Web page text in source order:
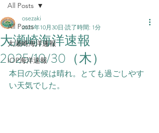
All Posts
大瀬崎海洋速報
IOP海洋速報
All Posts
大瀬崎海洋速報
2025/10/30（木）
osezaki
2025年10月30日 読了時間: 1分
本日の天候は晴れ。とても過ごしやす
い天気でした。